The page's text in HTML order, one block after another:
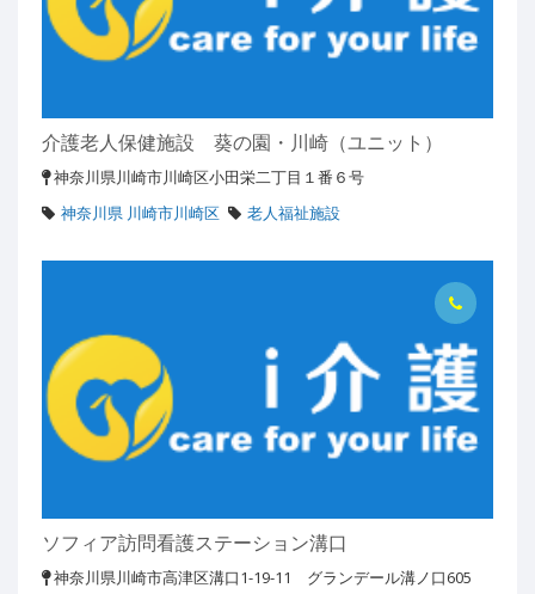
介護老人保健施設 葵の園・川崎（ユニット）
神奈川県川崎市川崎区小田栄二丁目１番６号
神奈川県 川崎市川崎区
老人福祉施設
ソフィア訪問看護ステーション溝口
神奈川県川崎市高津区溝口1-19-11 グランデール溝ノ口605